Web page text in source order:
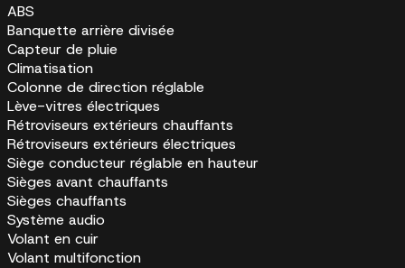
ABS
Banquette arrière divisée
Capteur de pluie
Climatisation
Colonne de direction réglable
Lève-vitres électriques
Rétroviseurs extérieurs chauffants
Rétroviseurs extérieurs électriques
Siège conducteur réglable en hauteur
Sièges avant chauffants
Sièges chauffants
Système audio
Volant en cuir
Volant multifonction